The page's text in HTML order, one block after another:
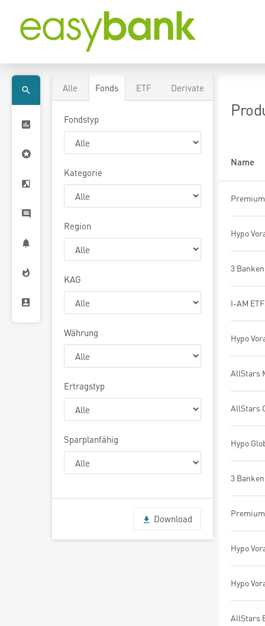
Alle Fonds ETF Derivate
Fondstyp
Kategorie
Region
KAG
Währung
Ertragstyp
Sparplanfähig
Download
Name